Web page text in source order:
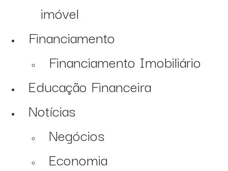
imóvel
Financiamento
Financiamento Imobiliário
Educação Financeira
Notícias
Negócios
Economia